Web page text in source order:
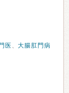
医 、大腸肛門病